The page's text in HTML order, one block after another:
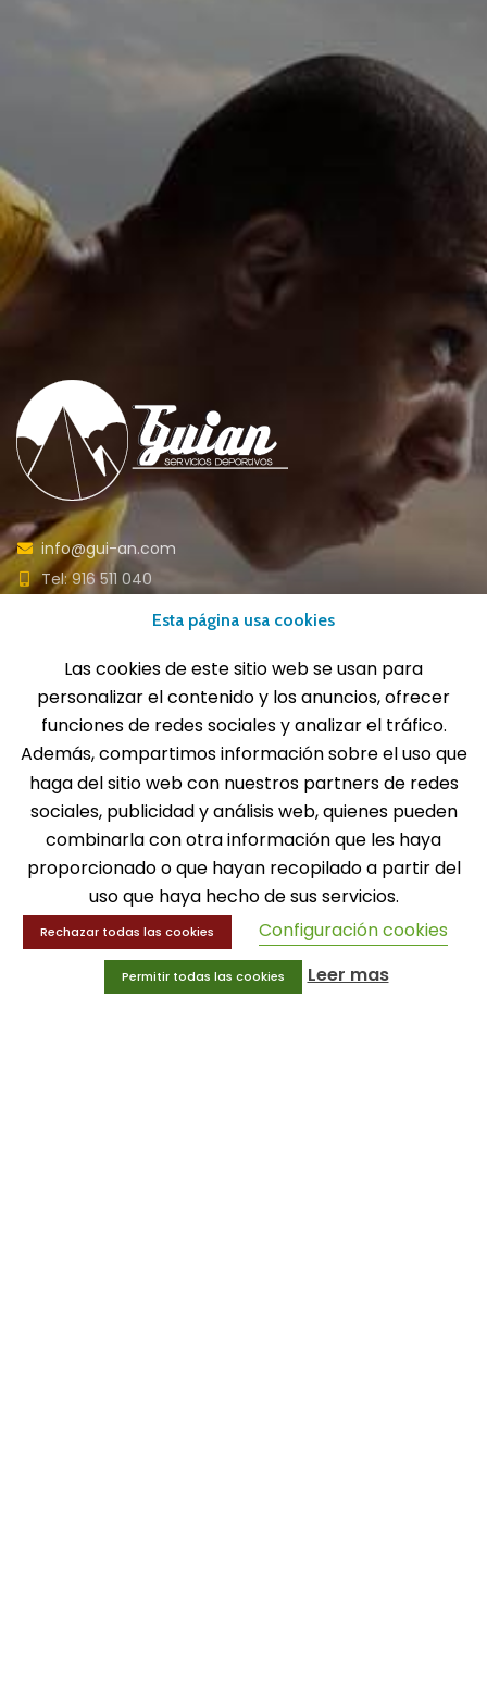
info@gui-an.com
Tel: 916 511 040
Whatsapp: 609 72 24 10
SOLICITA INFORMACIÓN
MENÚ
Balones
Deportes
Educación física
Entrenamiento y educación física
Esta página usa cookies
Las cookies de este sitio web se usan para
personalizar el contenido y los anuncios, ofrecer
funciones de redes sociales y analizar el tráfico.
Además, compartimos información sobre el uso que
haga del sitio web con nuestros partners de redes
sociales, publicidad y análisis web, quienes pueden
combinarla con otra información que les haya
proporcionado o que hayan recopilado a partir del
uso que haya hecho de sus servicios.
Rechazar todas las cookies Configuración cookies
Permitir todas las cookies Leer mas